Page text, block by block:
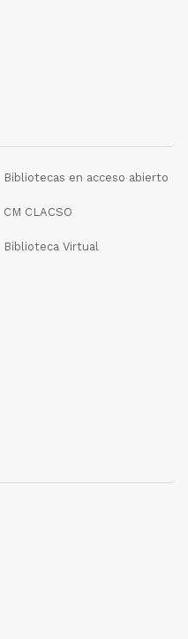
Bibliotecas en acceso abierto
CM CLACSO
Biblioteca Virtual